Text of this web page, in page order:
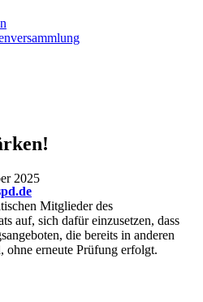
2025
Mitglieder des
auf, sich dafür einzusetzen, dass
die bereits in anderen
ohne erneute Prüfung erfolgt.